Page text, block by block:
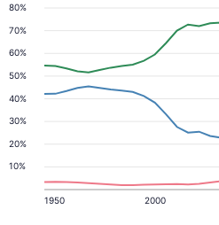
10%
20%
30%
40%
50%
60%
70%
80%
1950 2000